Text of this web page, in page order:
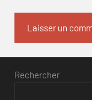
Rechercher